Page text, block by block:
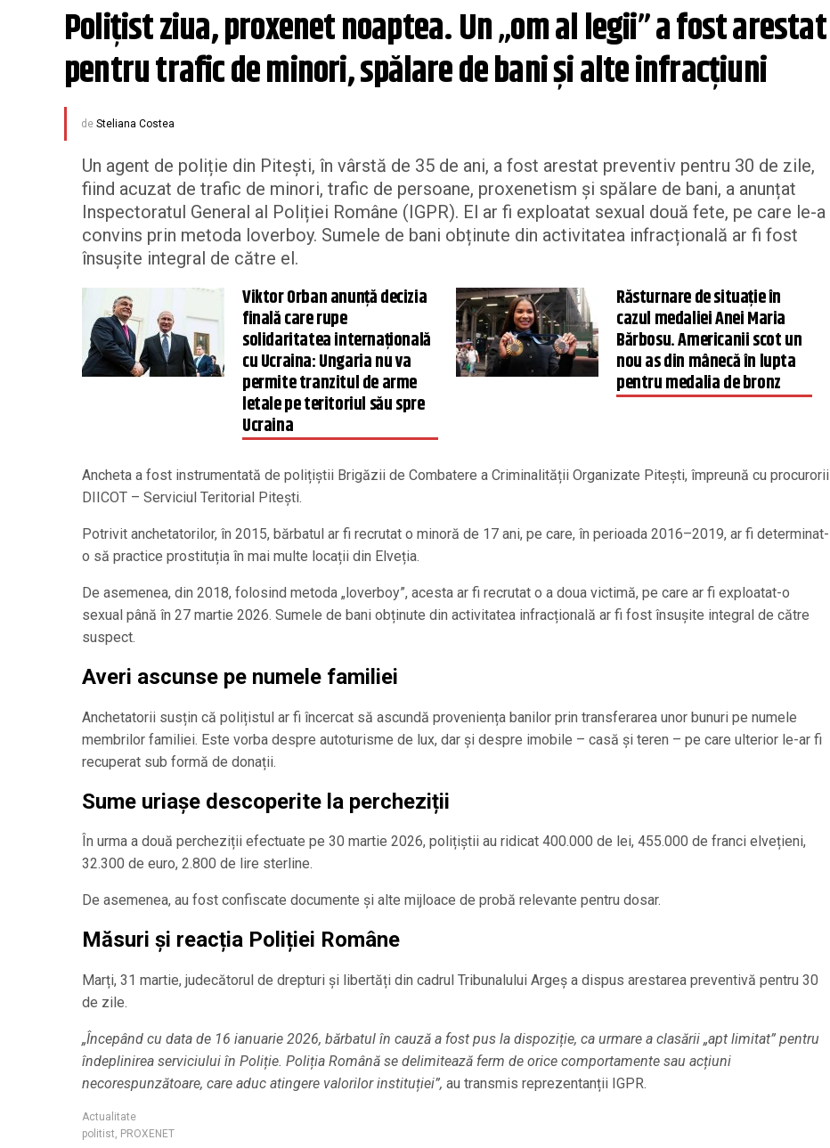
Polițist ziua, proxenet noaptea. Un „om al legii” a fost arestat
pentru trafic de minori, spălare de bani și alte infracțiuni
de Steliana Costea
Un agent de poliție din Pitești, în vârstă de 35 de ani, a fost arestat preventiv pentru 30 de zile,
fiind acuzat de trafic de minori, trafic de persoane, proxenetism și spălare de bani, a anunțat
Inspectoratul General al Poliției Române (IGPR). El ar fi exploatat sexual două fete, pe care le-a
convins prin metoda loverboy. Sumele de bani obținute din activitatea infracțională ar fi fost
însușite integral de către el.
Viktor Orban anunță decizia
finală care rupe
solidaritatea internațională
cu Ucraina: Ungaria nu va
permite tranzitul de arme
letale pe teritoriul său spre
Ucraina
Răsturnare de situație în
cazul medaliei Anei Maria
Bărbosu. Americanii scot un
nou as din mânecă în lupta
pentru medalia de bronz
Ancheta a fost instrumentată de polițiștii Brigăzii de Combatere a Criminalității Organizate Pitești, împreună cu procurorii
DIICOT – Serviciul Teritorial Pitești.
Potrivit anchetatorilor, în 2015, bărbatul ar fi recrutat o minoră de 17 ani, pe care, în perioada 2016–2019, ar fi determinat-
o să practice prostituția în mai multe locații din Elveția.
De asemenea, din 2018, folosind metoda „loverboy”, acesta ar fi recrutat o a doua victimă, pe care ar fi exploatat-o
sexual până în 27 martie 2026. Sumele de bani obținute din activitatea infracțională ar fi fost însușite integral de către
suspect.
Averi ascunse pe numele familiei
Anchetatorii susțin că polițistul ar fi încercat să ascundă proveniența banilor prin transferarea unor bunuri pe numele
membrilor familiei. Este vorba despre autoturisme de lux, dar și despre imobile – casă și teren – pe care ulterior le-ar fi
recuperat sub formă de donații.
Sume uriașe descoperite la percheziții
În urma a două percheziții efectuate pe 30 martie 2026, polițiștii au ridicat 400.000 de lei, 455.000 de franci elvețieni,
32.300 de euro, 2.800 de lire sterline.
De asemenea, au fost confiscate documente și alte mijloace de probă relevante pentru dosar.
Măsuri și reacția Poliției Române
Marți, 31 martie, judecătorul de drepturi și libertăți din cadrul Tribunalului Argeș a dispus arestarea preventivă pentru 30
de zile.
„Începând cu data de 16 ianuarie 2026, bărbatul în cauză a fost pus la dispoziție, ca urmare a clasării „apt limitat” pentru
îndeplinirea serviciului în Poliție. Poliția Română se delimitează ferm de orice comportamente sau acțiuni
necorespunzătoare, care aduc atingere valorilor instituției”, au transmis reprezentanții IGPR.
Actualitate
politist, PROXENET